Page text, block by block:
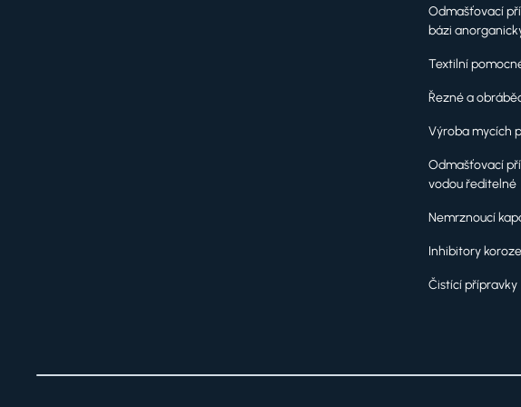
Odmašťovací
bázi
Textilní
Řezné a
Výroba mycích
Odmašťovací
vodou ředitelné
Nemrznoucí
Inhibitory koroze
Čistící přípravky